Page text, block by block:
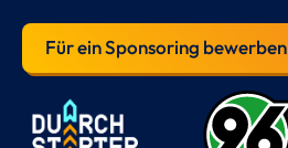
Für ein Sponsoring bewerben